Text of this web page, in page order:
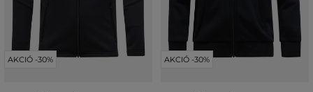
AKCIÓ -30% AKCIÓ -30%